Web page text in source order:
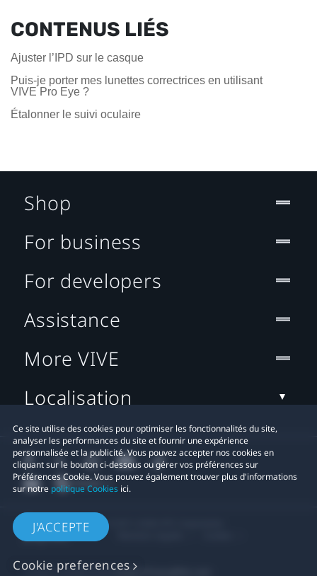
CONTENUS LIÉS
Ajuster l’IPD sur le casque
Puis-je porter mes lunettes correctrices en utilisant
VIVE Pro Eye ?
Étalonner le suivi oculaire
Ce site utilise des cookies pour optimiser les fonctionnalités du site,
analyser les performances du site et fournir une expérience
personnalisée et la publicité. Vous pouvez accepter nos cookies en
cliquant sur le bouton ci-dessous ou gérer vos préférences sur
Préférences Cookie. Vous pouvez également trouver plus d'informations
sur notre politique Cookies ici.
J'ACCEPTE
Cookie preferences
Shop
For business
For developers
Assistance
More VIVE
Localisation
© 2011-2026 HTC Corporation
Contact confidentialité:Global-Privacy@htc.com